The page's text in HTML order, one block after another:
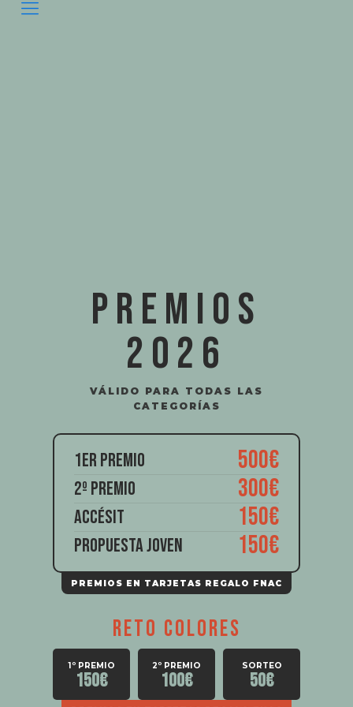
PREMIOS
2026
VÁLIDO PARA TODAS LAS
CATEGORÍAS
1ER PREMIO 500€
2º PREMIO 300€
ACCÉSIT 150€
PROPUESTA JOVEN 150€
PREMIOS EN TARJETAS REGALO FNAC
RETO COLORES
1º PREMIO
150€
2º PREMIO
100€
SORTEO
50€